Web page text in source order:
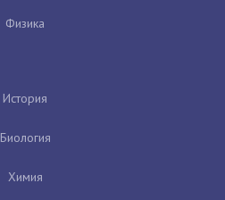
Физика
История
Биология
Химия